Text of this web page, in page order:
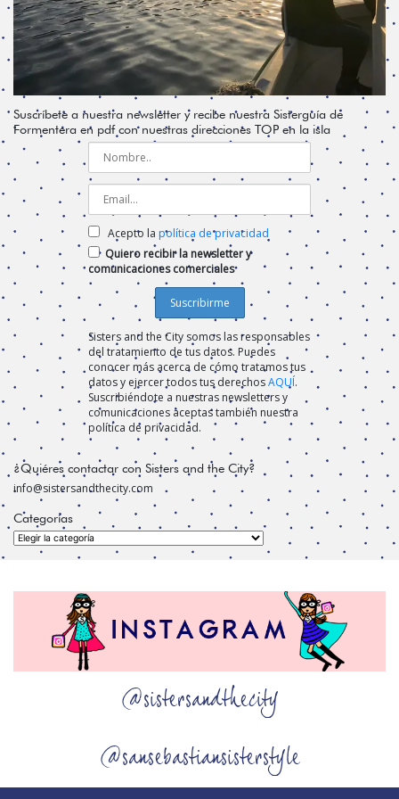
Suscríbete a nuestra newsletter y recibe nuestra Sisterguía de
Formentera en pdf con nuestras direcciones TOP en la isla
Acepto la política de privacidad
Quiero recibir la newsletter y
comunicaciones comerciales
Sisters and the City somos las responsables
del tratamiento de tus datos. Puedes
conocer más acerca de cómo tratamos tus
datos y ejercer todos tus derechosAQUÍ.
Suscribiéndote a nuestras newsletters y
comunicaciones aceptas también nuestra
política de privacidad.
¿Quiéres contactar con Sisters and the City?
info@sistersandthecity.com
Categorías
Categorías
@sistersandthecity
@sansebastiansisterstyle